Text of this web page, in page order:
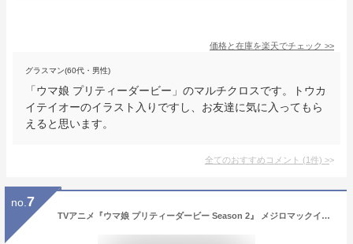
価格と在庫を楽天でチェック >>
グラスマン(60代・男性)
「ウマ娘 プリティーダービー」のマルチクロスです。トウカ
イテイオーのイラスト入りですし、お友達に気に入ってもら
えると思います。
全てのおすすめコメント (1件) >
no. 7
TVアニメ『ウマ娘 プリティーダービー Season 2』 メジロマックイーン Tシャツ/WHITE-XL